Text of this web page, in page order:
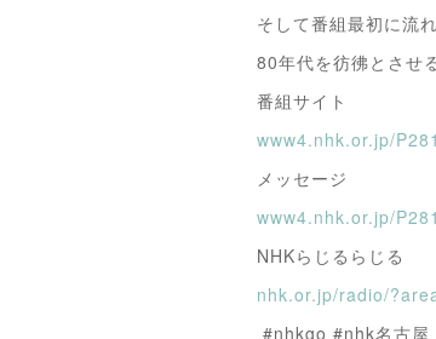
そして番組最初に流
80年代を彷彿とさせ
番組サイト
www4.nhk.or.jp/
メッセージ
www4.nhk.or.jp/
NHKらじるらじる
nhk.or.jp/radio/
#nhkgo #nhk名古屋